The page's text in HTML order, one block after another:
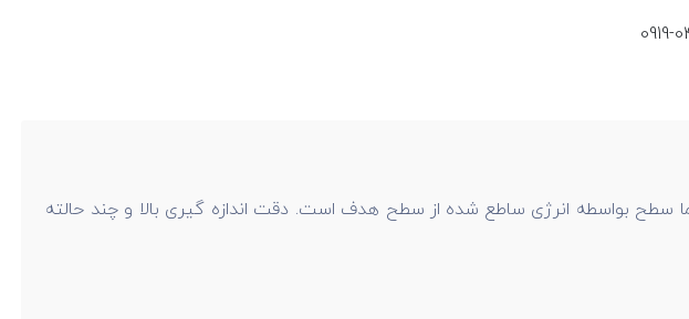
0919-
سطح بواسطه انرژی ساطع شده از سطح هدف است. دقت اندازه گیری بالا و چند حالته